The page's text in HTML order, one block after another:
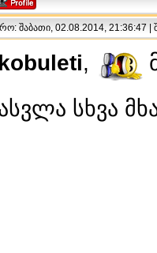
შაბათი, 02.08.2014, 21:36:47 |
kobuleti,
სხვა